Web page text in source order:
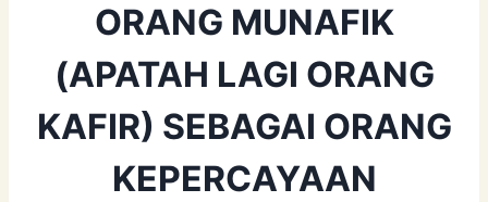
ORANG MUNAFIK
(APATAH LAGI ORANG
KAFIR) SEBAGAI ORANG
KEPERCAYAAN